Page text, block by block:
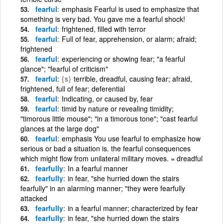
fearful emphasis Fearful is used to emphasize that
something is very bad. You gave me a fearful shock!
fearful frightened, filled with terror
fearful Full of fear, apprehension, or alarm; afraid;
frightened
fearful experiencing or showing fear; "a fearful
glance"; "fearful of criticism"
fearful {s} terrible, dreadful, causing fear; afraid,
frightened, full of fear; deferential
fearful Indicating, or caused by, fear
fearful timid by nature or revealing timidity;
"timorous little mouse"; "in a timorous tone"; "cast fearful
glances at the large dog"
fearful emphasis You use fearful to emphasize how
serious or bad a situation is. the fearful consequences
which might flow from unilateral military moves. = dreadful
fearfully In a fearful manner
fearfully in fear, "she hurried down the stairs
fearfully" in an alarming manner; "they were fearfully
attacked
fearfully in a fearful manner; characterized by fear
fearfully in fear, "she hurried down the stairs